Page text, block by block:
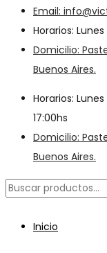
Email:
Horarios:
Domicilio:
Buenos Aires.
Horarios:
17:00hs
Domicilio:
Buenos Aires.
Búsqueda
Inicio